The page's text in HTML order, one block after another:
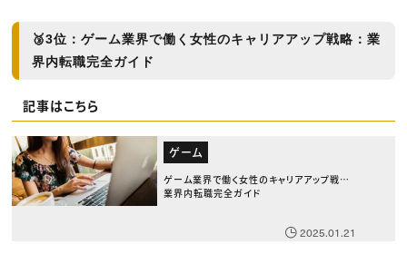
🥉3位：ゲーム業界で働く女性のキャリアアップ戦略：業
界内転職完全ガイド
記事はこちら
ゲーム
ゲーム業界で働く女性のキャリアアップ戦略：
業界内転職完全ガイド
2025.01.21